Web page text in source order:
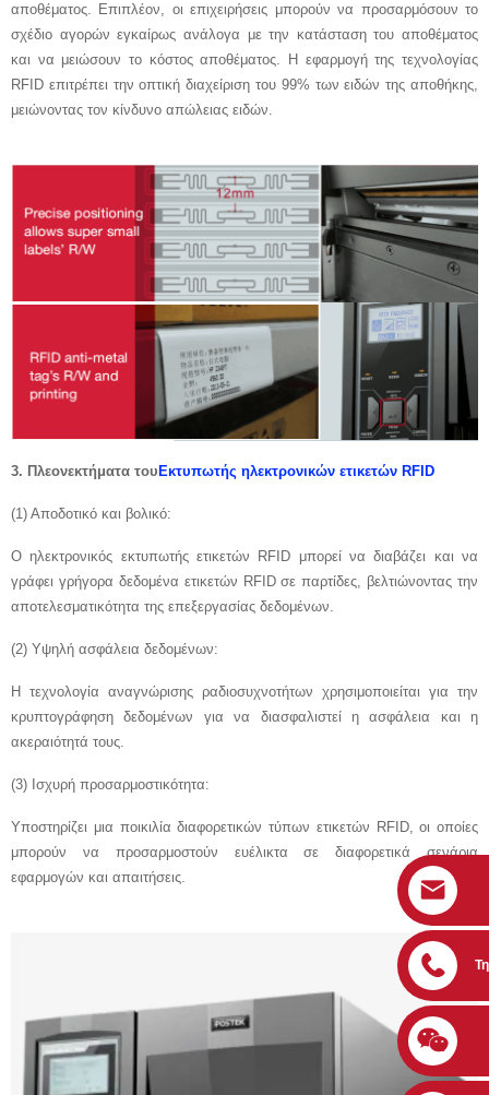
αποθέματος. Επιπλέον, οι επιχειρήσεις μπορούν να προσαρμόσουν το
σχέδιο αγορών εγκαίρως ανάλογα με την κατάσταση του αποθέματος
και να μειώσουν το κόστος αποθέματος. Η εφαρμογή της τεχνολογίας
RFID επιτρέπει την οπτική διαχείριση του 99% των ειδών της αποθήκης,
μειώνοντας τον κίνδυνο απώλειας ειδών.
3. Πλεονεκτήματα του Εκτυπωτής ηλεκτρονικών ετικετών RFID
(1) Αποδοτικό και βολικό:
Ο ηλεκτρονικός εκτυπωτής ετικετών RFID μπορεί να διαβάζει και να
γράφει γρήγορα δεδομένα ετικετών RFID σε παρτίδες, βελτιώνοντας την
αποτελεσματικότητα της επεξεργασίας δεδομένων.
(2) Υψηλή ασφάλεια δεδομένων:
Η τεχνολογία αναγνώρισης ραδιοσυχνοτήτων χρησιμοποιείται για την
κρυπτογράφηση δεδομένων για να διασφαλιστεί η ασφάλεια και η
ακεραιότητά τους.
(3) Ισχυρή προσαρμοστικότητα:
Υποστηρίζει μια ποικιλία διαφορετικών τύπων ετικετών RFID, οι οποίες
μπορούν να προσαρμοστούν ευέλικτα σε διαφορετικά σενάρια
εφαρμογών και απαιτήσεις.